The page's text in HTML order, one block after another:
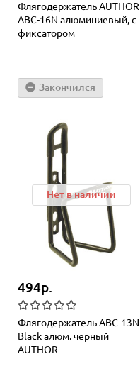
Флягодержатель AUTHOR
ABC-16N алюминиевый, с
фиксатором
Закончился
Нет в наличии
494р.
Флягодержатель ABC-13N
Black алюм. черный
AUTHOR